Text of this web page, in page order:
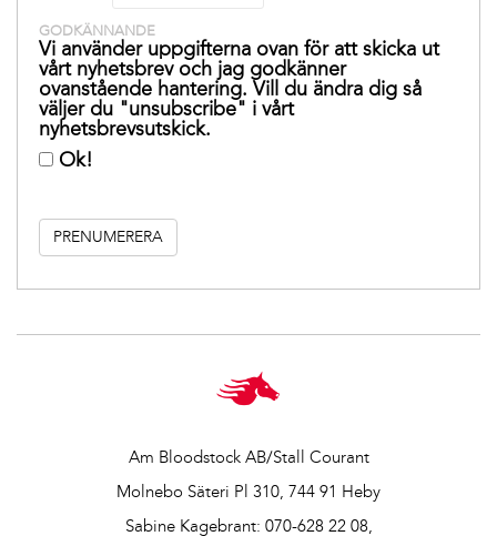
GODKÄNNANDE
Vi använder uppgifterna ovan för att skicka ut
vårt nyhetsbrev och jag godkänner
ovanstående hantering. Vill du ändra dig så
väljer du "unsubscribe" i vårt
nyhetsbrevsutskick.
Ok!
Am Bloodstock AB/Stall Courant
Molnebo Säteri Pl 310, 744 91 Heby
Sabine Kagebrant: 070-628 22 08,